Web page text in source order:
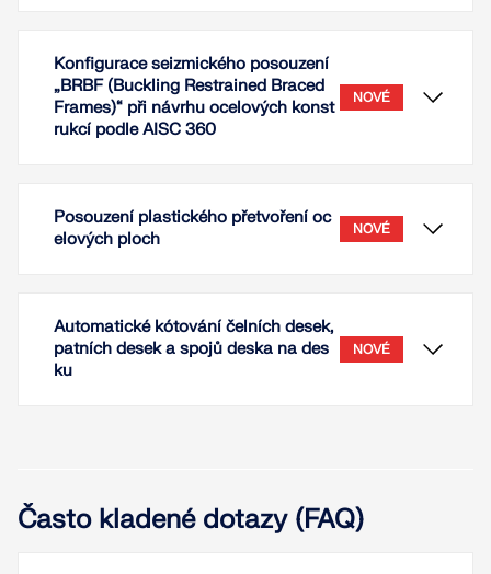
Konfigurace seizmického posouzení
„BRBF (Buckling Restrained Braced
Frames)“ při návrhu ocelových konst
rukcí podle AISC 360
NOVÉ
nastavení pro seizmické posouzení 'BRBF
(Buckling Restrained Braced Frames)'.
Posouzení plastického přetvoření oc
elových ploch
NOVÉ
S pomocí addonu Posouzení ocelových konstrukcí
Automatické kótování čelních desek,
patních desek a spojů deska na des
ku
NOVÉ
Často kladené dotazy (FAQ)